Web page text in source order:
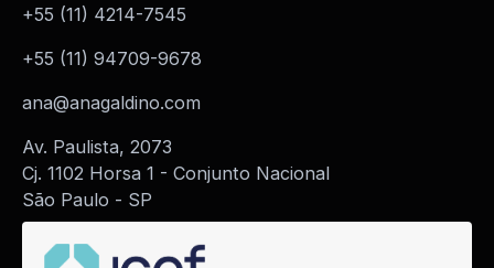
+55 (11) 4214-7545
+55 (11) 94709-9678
ana@anagaldino.com
Av. Paulista, 2073
Cj. 1102 Horsa 1 - Conjunto Nacional
São Paulo - SP